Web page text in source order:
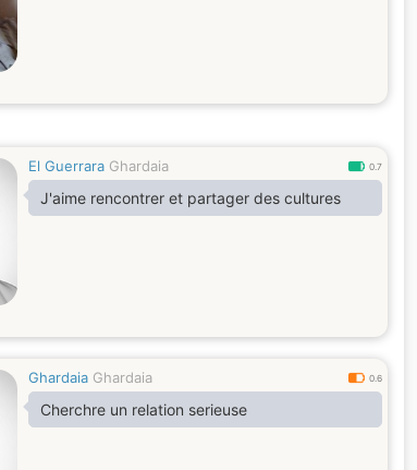
El Guerrara Ghardaia 0.7
J'aime rencontrer et partager des cultures
Ghardaia Ghardaia 0.6
Cherchre un relation serieuse